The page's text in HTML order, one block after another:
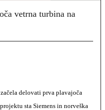
vetrna turbina na
delovati prva plavajoča
sta Siemens in norveška